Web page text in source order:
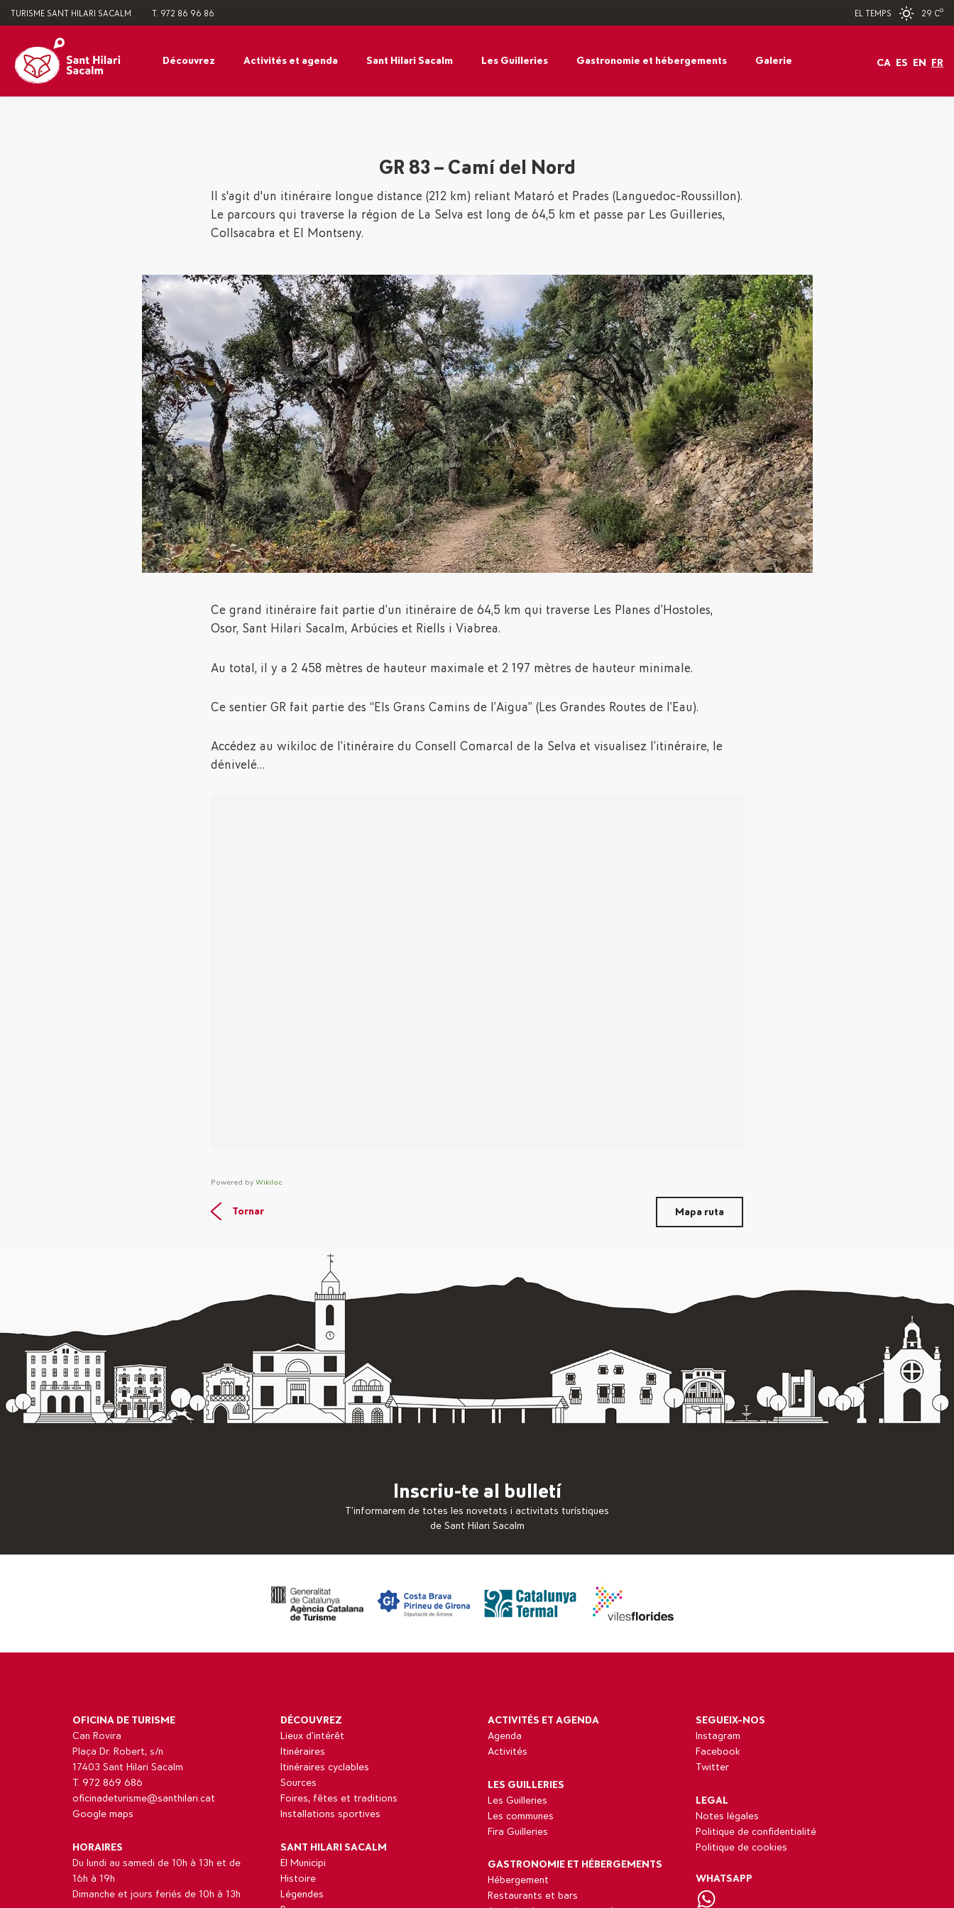
TURISME SANT HILARI SACALM T. 972 86 96 86 EL TEMPS 29 Cº
Découvrez Activités et agenda Sant Hilari Sacalm Les Guilleries Gastronomie et hébergements Galerie CA ES EN FR
GR 83 – Camí del Nord
Il s'agit d'un itinéraire longue distance (212 km) reliant Mataró et Prades (Languedoc-Roussillon).
Le parcours qui traverse la région de La Selva est long de 64,5 km et passe par Les Guilleries,
Collsacabra et El Montseny.
Ce grand itinéraire fait partie d’un itinéraire de 64,5 km qui traverse Les Planes d’Hostoles,
Osor, Sant Hilari Sacalm, Arbúcies et Riells i Viabrea.
Au total, il y a 2 458 mètres de hauteur maximale et 2 197 mètres de hauteur minimale.
Ce sentier GR fait partie des “Els Grans Camins de l’Aigua” (Les Grandes Routes de l’Eau).
Accédez au wikiloc de l’itinéraire du Consell Comarcal de la Selva et visualisez l’itinéraire, le
dénivelé…
Powered by Wikiloc
Mapa ruta
Tornar
Inscriu-te al bulletí
T’informarem de totes les novetats i activitats turístiques
de Sant Hilari Sacalm
OFICINA DE TURISME
Can Rovira
Plaça Dr. Robert, s/n
17403 Sant Hilari Sacalm
T. 972 869 686
oficinadeturisme@santhilari.cat
Google maps
HORAIRES
Du lundi au samedi de 10h à 13h et de
16h à 19h
Dimanche et jours feriés de 10h à 13h
DÉCOUVREZ
Lieux d’intérêt
Itinéraires
Itinéraires cyclables
Sources
Foires, fêtes et traditions
Installations sportives
SANT HILARI SACALM
El Municipi
Histoire
Légendes
ACTIVITÉS ET AGENDA
Agenda
Activités
LES GUILLERIES
Les Guilleries
Les communes
Fira Guilleries
GASTRONOMIE ET HÉBERGEMENTS
Hébergement
Restaurants et bars
SEGUEIX-NOS
Instagram
Facebook
Twitter
LEGAL
Notes légales
Politique de confidentialité
Politique de cookies
WHATSAPP